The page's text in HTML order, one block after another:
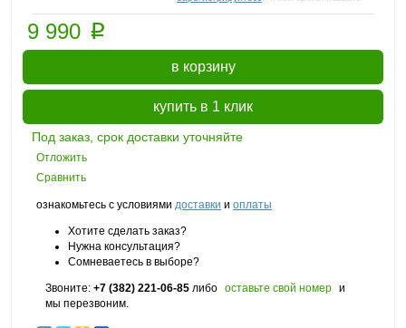
9 990 p
в корзину
купить в 1 клик
Под заказ, срок доставки уточняйте
Отложить
Сравнить
ознакомьтесь с условиями доставки и оплаты
Хотите сделать заказ?
Нужна консультация?
Сомневаетесь в выборе?
Звоните: +7 (382) 221-06-85 либо оставьте свой номер и
мы перезвоним.